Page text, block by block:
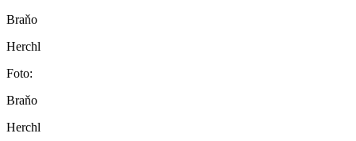
Braňo
Herchl
Foto:
Braňo
Herchl